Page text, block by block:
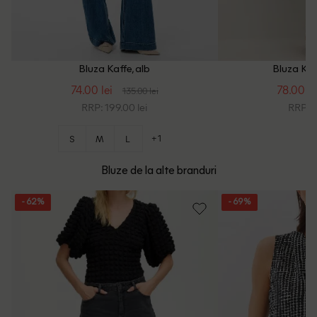
Bluza Kaffe, alb
74.00 lei 135.00 lei
RRP: 199.00 lei
S M L +1
Bluza
78.00
RRP:
Bluze de la alte branduri
- 62% - 69%